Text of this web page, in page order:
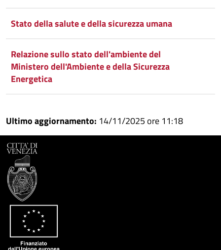
Stato della salute e della sicurezza umana
Relazione sullo stato dell'ambiente del
Ministero dell'Ambiente e della Sicurezza
Energetica
Ultimo aggiornamento: 14/11/2025 ore 11:18